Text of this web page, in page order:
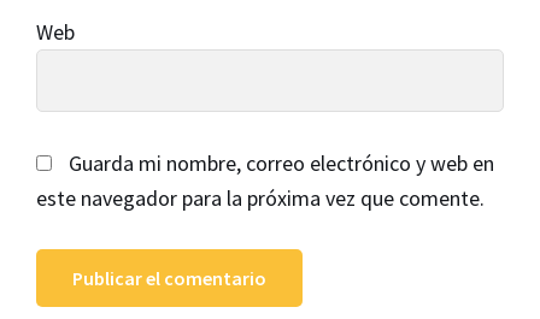
Web
Guarda mi nombre, correo electrónico y web en
este navegador para la próxima vez que comente.